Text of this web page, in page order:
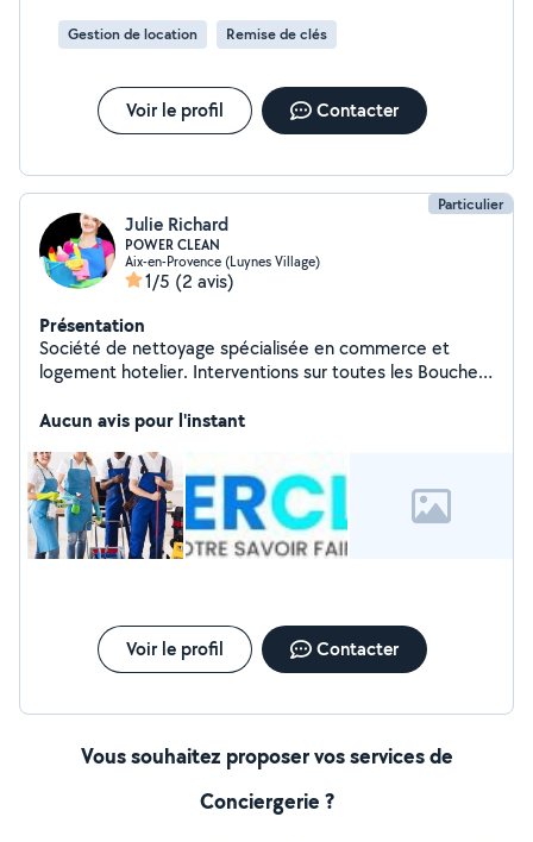
Gestion de location Remise de clés
Voir le profil Contacter
Particulier
Julie Richard
POWER CLEAN
Aix-en-Provence (Luynes Village)
1/5 (2 avis)
Présentation
Société de nettoyage spécialisée en commerce et
logement hotelier. Interventions sur toutes les Bouches-
Aucun avis pour l'instant
Voir le profil Contacter
Vous souhaitez proposer vos services de
Conciergerie ?